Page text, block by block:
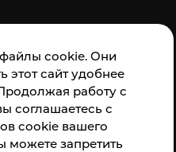
cookie. Они
этот сайт удобнее
работу с
соглашаетесь с
cookie вашего
можете запретить